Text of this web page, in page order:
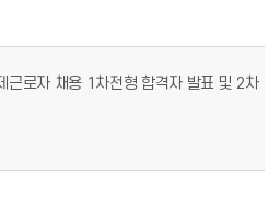
근로자 채용 1차전형 합격자 발표 및 2차